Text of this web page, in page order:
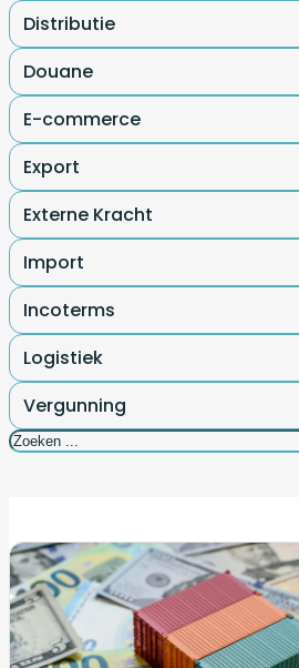
Distributie
Douane
E-commerce
Export
Externe Kracht
Import
Incoterms
Logistiek
Vergunning